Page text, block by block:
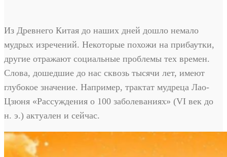
Из Древнего Китая до наших дней дошло немало
мудрых изречений. Некоторые похожи на прибаутки,
другие отражают социальные проблемы тех времен.
Слова, дошедшие до нас сквозь тысячи лет, имеют
глубокое значение. Например, трактат мудреца Лао-
Цзюня «Рассуждения о 100 заболеваниях» (VI век до
н. э.) актуален и сейчас.